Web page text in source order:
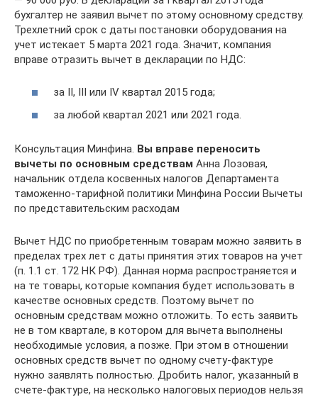
бухгалтер не заявил вычет по этому основному средству.
Трехлетний срок с даты постановки оборудования на
учет истекает 5 марта 2021 года. Значит, компания
вправе отразить вычет в декларации по НДС:
за II, III или IV квартал 2015 года;
за любой квартал 2021 или 2021 года.
Консультация Минфина. Вы вправе переносить
вычеты по основным средствам Анна Лозовая,
начальник отдела косвенных налогов Департамента
таможенно-тарифной политики Минфина России Вычеты
по представительским расходам
Вычет НДС по приобретенным товарам можно заявить в
пределах трех лет с даты принятия этих товаров на учет
(п. 1.1 ст. 172 НК РФ). Данная норма распространяется и
на те товары, которые компания будет использовать в
качестве основных средств. Поэтому вычет по
основным средствам можно отложить. То есть заявить
не в том квартале, в котором для вычета выполнены
необходимые условия, а позже. При этом в отношении
основных средств вычет по одному счету-фактуре
нужно заявлять полностью. Дробить налог, указанный в
счете-фактуре, на несколько налоговых периодов нельзя